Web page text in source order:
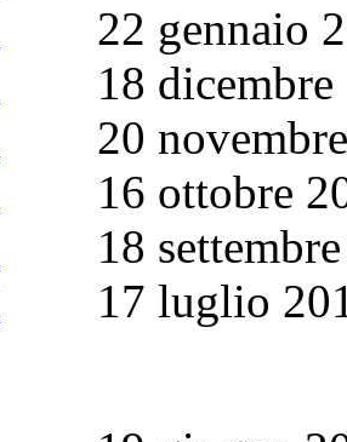
22 gennaio
18 dicembre
20 novembre
16 ottobre
18 settembre
17 luglio